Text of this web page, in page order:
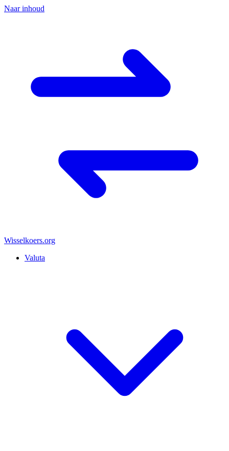
Naar inhoud
Wisselkoers.org
Valuta